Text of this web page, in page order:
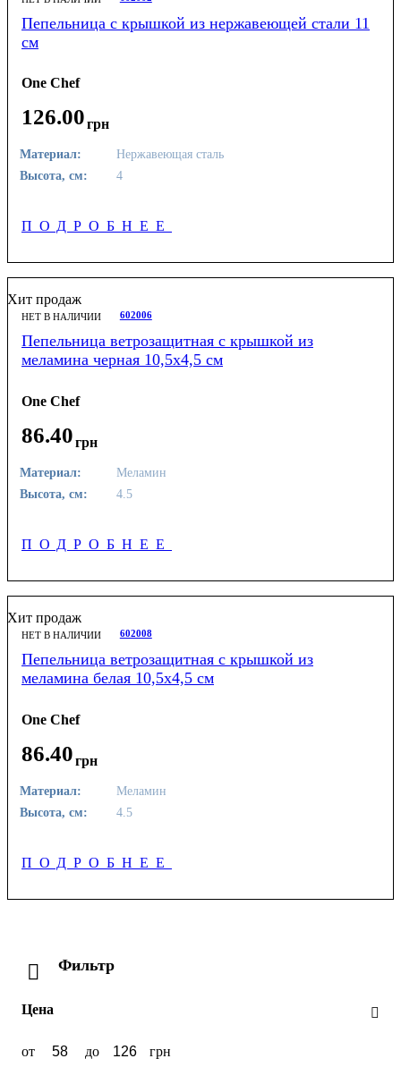
Пепельница с крышкой из нержавеющей стали 11
см
One Chef
126.00грн
Материал:
Нержавеющая сталь
Высота, см:
4
ПОДРОБНЕЕ
Хит продаж
НЕТ В НАЛИЧИИ 602006
Пепельница ветрозащитная с крышкой из
меламина черная 10,5х4,5 см
One Chef
86.40грн
Материал:
Меламин
Высота, см:
4.5
ПОДРОБНЕЕ
Хит продаж
НЕТ В НАЛИЧИИ 602008
Пепельница ветрозащитная с крышкой из
меламина белая 10,5х4,5 см
One Chef
86.40грн
Материал:
Меламин
Высота, см:
4.5
ПОДРОБНЕЕ
Фильтр
Цена
от до грн